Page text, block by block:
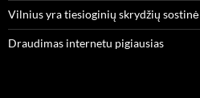
Vilnius yra tiesioginių skrydžių sostinė
Draudimas internetu pigiausias